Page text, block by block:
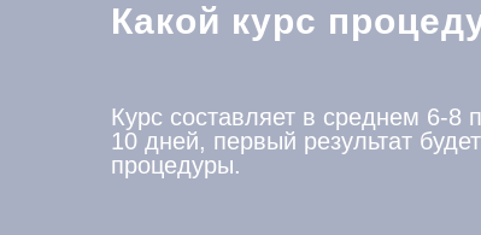
Какой курс
Курс составляет в среднем 6-8
10 дней, первый результат
процедуры.